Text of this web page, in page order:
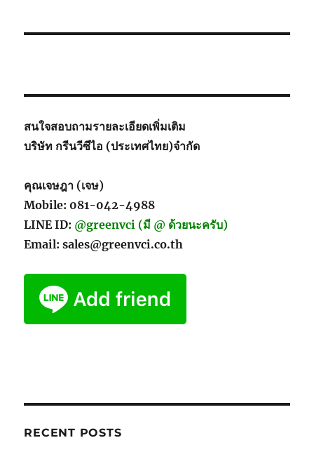
สนใจสอบถามรายละเอียดเพิ่มเติม
บริษัท กรีนวีซีไอ (ประเทศไทย)จำกัด
คุณเจษฎา (เจษ)
Mobile: 081-042-4988
LINE ID: @greenvci (มี @ ด้วยนะครับ)
Email: sales@greenvci.co.th
RECENT POSTS